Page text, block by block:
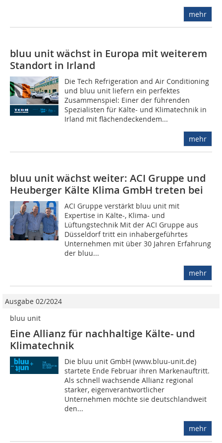
mehr
bluu unit wächst in Europa mit weiterem
Standort in Irland
Die Tech Refrigeration and Air Conditioning
und bluu unit liefern ein perfektes
Zusammenspiel: Einer der führenden
Spezialisten für Kälte- und Klimatechnik in
Irland mit flächendeckendem...
mehr
bluu unit wächst weiter: ACI Gruppe und
Heuberger Kälte Klima GmbH treten bei
ACI Gruppe verstärkt bluu unit mit
Expertise in Kälte-, Klima- und
Lüftungstechnik Mit der ACI Gruppe aus
Düsseldorf tritt ein inhabergeführtes
Unternehmen mit über 30 Jahren Erfahrung
der bluu...
mehr
Ausgabe 02/2024
bluu unit
Eine Allianz für nachhaltige Kälte- und
Klimatechnik
Die bluu unit GmbH (www.bluu-unit.de)
startete Ende Februar ihren Markenauftritt.
Als schnell wachsende Allianz regional
starker, eigenverantwortlicher
Unternehmen möchte sie deutschlandweit
den...
mehr